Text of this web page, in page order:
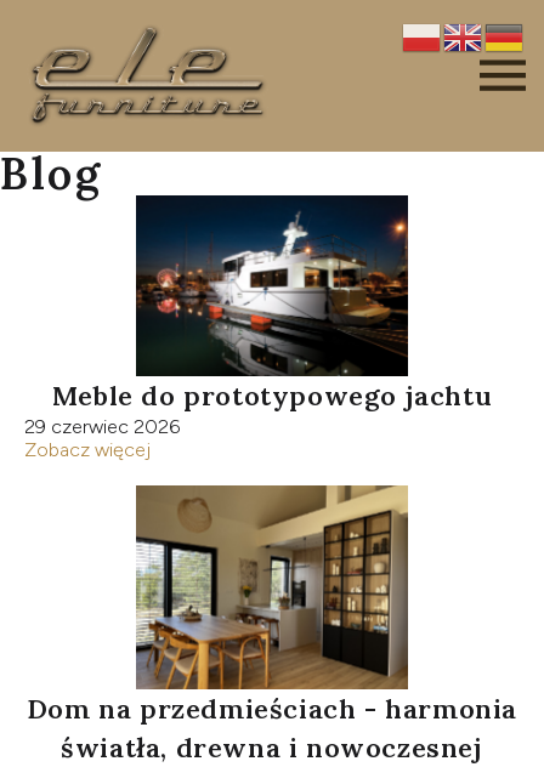
Blog
Meble do prototypowego jachtu
29 czerwiec 2026
Zobacz więcej
Dom na przedmieściach - harmonia
światła, drewna i nowoczesnej